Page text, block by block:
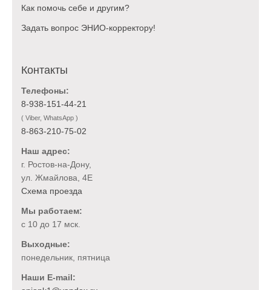
Как помочь себе и другим?
Задать вопрос ЭНИО-корректору!
Контакты
Телефоны:
8-938-151-44-21
( Viber, WhatsApp )
8-863-210-75-02
Наш адрес:
г. Ростов-на-Дону,
ул. Жмайлова, 4Е
Схема проезда
Мы работаем:
с 10 до 17 мск.
Выходные:
понедельник, пятница
Наши E-mail: